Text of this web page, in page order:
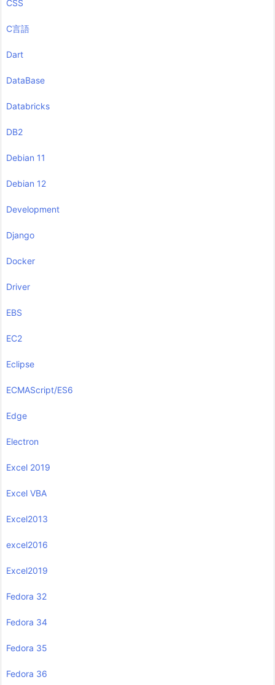
CSS
C言語
Dart
DataBase
Databricks
DB2
Debian 11
Debian 12
Development
Django
Docker
Driver
EBS
EC2
Eclipse
ECMAScript/ES6
Edge
Electron
Excel 2019
Excel VBA
Excel2013
excel2016
Excel2019
Fedora 32
Fedora 34
Fedora 35
Fedora 36